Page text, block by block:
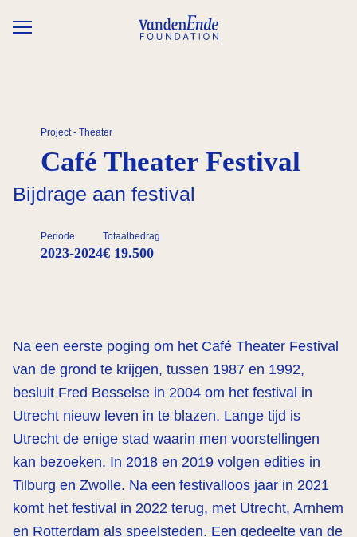
Overslaan en naar de inhoud gaan
Project - Theater
Café Theater Festival
Bijdrage aan festival
Periode
2023-2024
Totaalbedrag
€ 19.500
Na een eerste poging om het Café Theater Festival
van de grond te krijgen, tussen 1987 en 1992,
besluit Fred Besselse in 2004 om het festival in
Utrecht nieuw leven in te blazen. Lange tijd is
Utrecht de enige stad waarin men voorstellingen
kan bezoeken. In 2018 en 2019 volgen edities in
Tilburg en Zwolle. Na een festivalloos jaar in 2021
komt het festival in 2022 terug, met Utrecht, Arnhem
en Rotterdam als speelsteden. Een gedeelte van de